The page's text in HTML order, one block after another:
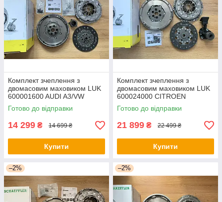
Комплект зчеплення з
двомасовим маховиком LUK
600001600 AUDI A3/VW
GOLF V 1,9TDI 03-
Готово до відправки
14 299 ₴ 14 699 ₴
Купити
Комплект зчеплення з
двомасовим маховиком LUK
600024000 CITROEN
DS3/C4/PEUGEOT
207/308/3008/5008 1,6HDI
10-
Готово до відправки
21 899 ₴ 22 499 ₴
Купити
–2% –2%